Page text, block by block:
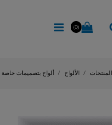
(0)
المنتجات الألواح ألواح بتصميمات خاصة